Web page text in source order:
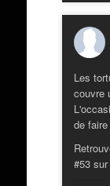
Les
couvre
de
#53